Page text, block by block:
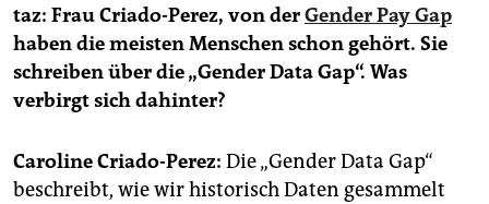
genossenschaft
epaper login
taz: Frau Criado-Perez, von derGender Pay Gap
haben die meisten Menschen schon gehört. Sie
schreiben über die „Gender Data Gap“. Was
verbirgt sich dahinter?
Caroline Criado-Perez: Die „Gender Data Gap“
beschreibt, wie wir historisch Daten gesammelt